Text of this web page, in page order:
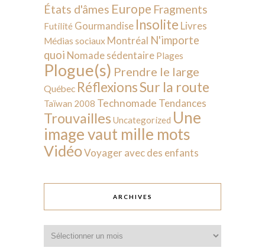
États d'âmes Europe Fragments
Futilité Gourmandise Insolite Livres
Médias sociaux Montréal N'importe
quoi Nomade sédentaire Plages
Plogue(s) Prendre le large
Québec RéflexionsSur la route
Taïwan 2008 Technomade Tendances
Trouvailles Uncategorized Une
image vaut mille mots
VidéoVoyager avec des enfants
ARCHIVES